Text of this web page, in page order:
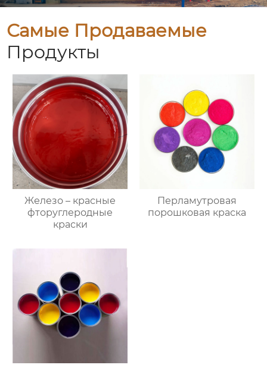
Самые Продаваемые
Продукты
Железо – красные
фторуглеродные
краски
Перламутровая
порошковая краска